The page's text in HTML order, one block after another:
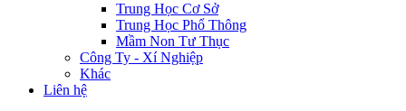
Trung Học Cơ Sở
Trung Học Phổ Thông
Mầm Non Tư Thục
Công Ty - Xí Nghiệp
Khác
Liên hệ